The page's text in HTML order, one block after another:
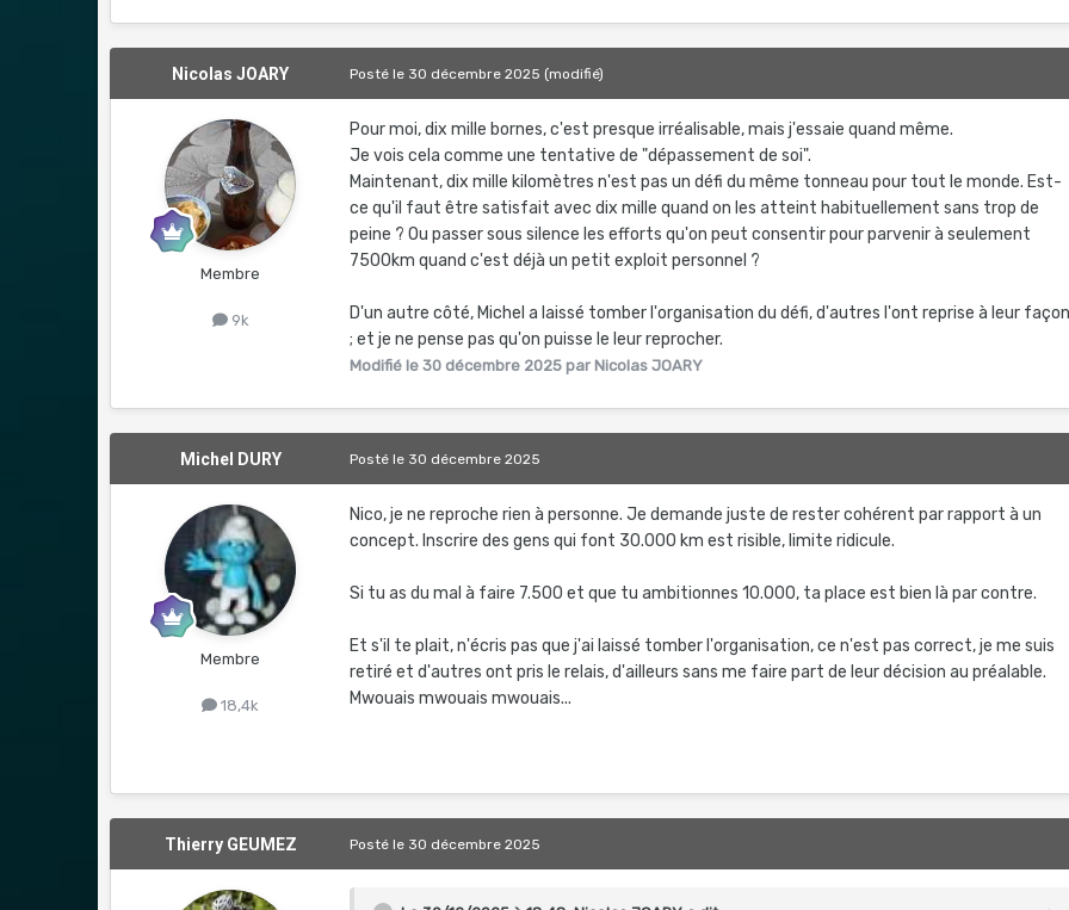
Nicolas JOARY
Membre
9k
Postéle 30 décembre 2025 (modifié)
Pour moi, dix mille bornes, c'est presque irréalisable, mais j'essaie quand même.
Je vois cela comme une tentative de "dépassement de soi".
Maintenant, dix mille kilomètres n'est pas un défi du même tonneau pour tout le monde. Est-
ce qu'il faut être satisfait avec dix mille quand on les atteint habituellement sans trop de
peine ? Ou passer sous silence les efforts qu'on peut consentir pour parvenir à seulement
7500km quand c'est déjà un petit exploit personnel ?
D'un autre côté, Michel a laissé tomber l'organisation du défi, d'autres l'ont reprise à leur
; et je ne pense pas qu'on puisse le leur reprocher.
Modifié le 30 décembre 2025 par Nicolas JOARY
Michel DURY
Membre
18,4k
Postéle 30 décembre 2025
Nico, je ne reproche rien à personne. Je demande juste de rester cohérent par rapport à un
concept. Inscrire des gens qui font 30.000 km est risible, limite ridicule.
Si tu as du mal à faire 7.500 et que tu ambitionnes 10.000, ta place est bien là par contre.
Et s'il te plait, n'écris pas que j'ai laissé tomber l'organisation, ce n'est pas correct, je me suis
retiré et d'autres ont pris le relais, d'ailleurs sans me faire part de leur décision au préalable.
Mwouais mwouais mwouais...
Thierry GEUMEZ Postéle 30 décembre 2025